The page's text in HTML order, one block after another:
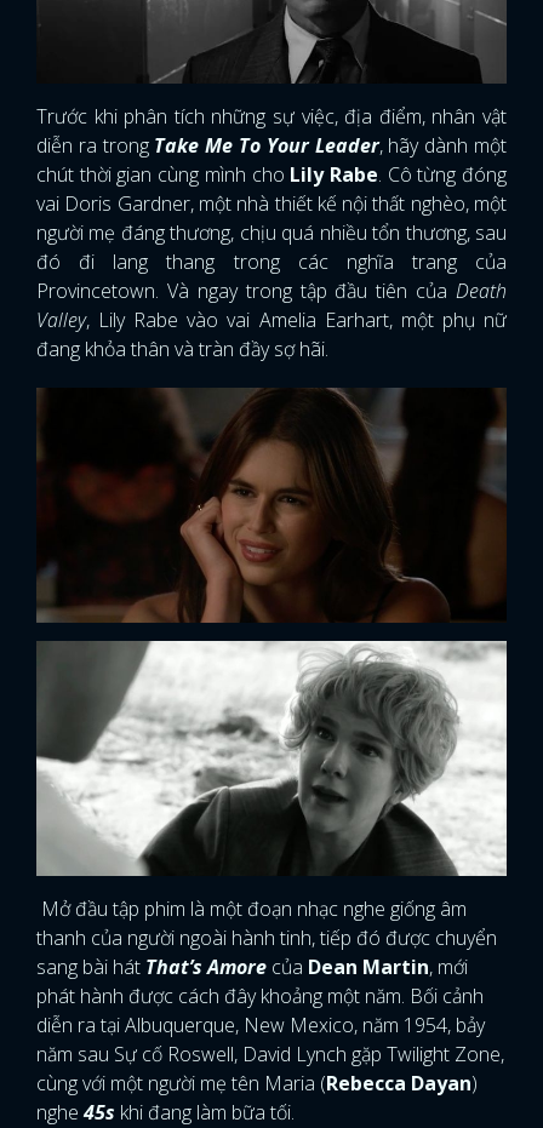
Trước khi phân tích những sự việc, địa điểm, nhân vật
diễn ra trong Take Me To Your Leader, hãy dành một
chút thời gian cùng mình cho Lily Rabe. Cô từng đóng
vai Doris Gardner, một nhà thiết kế nội thất nghèo, một
người mẹ đáng thương, chịu quá nhiều tổn thương, sau
đó đi lang thang trong các nghĩa trang của
Provincetown. Và ngay trong tập đầu tiên của Death
Valley, Lily Rabe vào vai Amelia Earhart, một phụ nữ
đang khỏa thân và tràn đầy sợ hãi.
Mở đầu tập phim là một đoạn nhạc nghe giống âm
thanh của người ngoài hành tinh, tiếp đó được chuyển
sang bài hát That’s Amore của Dean Martin, mới
phát hành được cách đây khoảng một năm. Bối cảnh
diễn ra tại Albuquerque, New Mexico, năm 1954, bảy
năm sau Sự cố Roswell, David Lynch gặp Twilight Zone,
cùng với một người mẹ tên Maria (Rebecca Dayan)
nghe45s khi đang làm bữa tối.